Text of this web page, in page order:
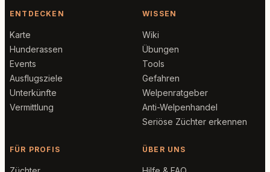
ENTDECKEN
Karte
Hunderassen
Events
Ausflugsziele
Unterkünfte
Vermittlung
WISSEN
Wiki
Übungen
Tools
Gefahren
Welpenratgeber
Anti-Welpenhandel
Seriöse Züchter erkennen
FÜR PROFIS ÜBER UNS